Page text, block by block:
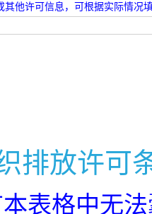
他许可信息，可根据实际情况
排放许可
表格中无